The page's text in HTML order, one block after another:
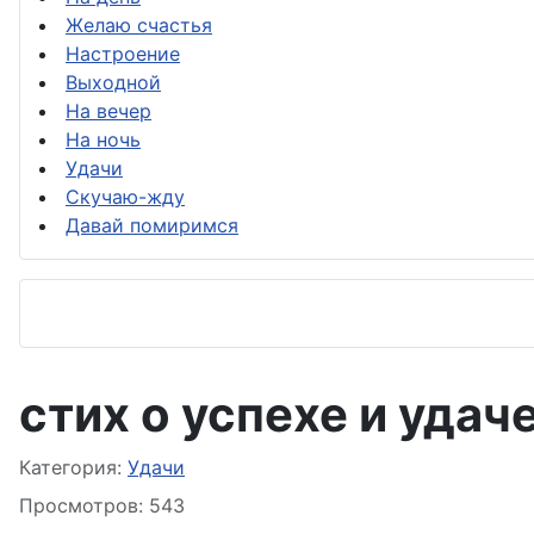
Желаю счастья
Настроение
Выходной
На вечер
На ночь
Удачи
Скучаю-жду
Давай помиримся
стих о успехе и
Информация о материале
Категория: Удачи
Просмотров: 543